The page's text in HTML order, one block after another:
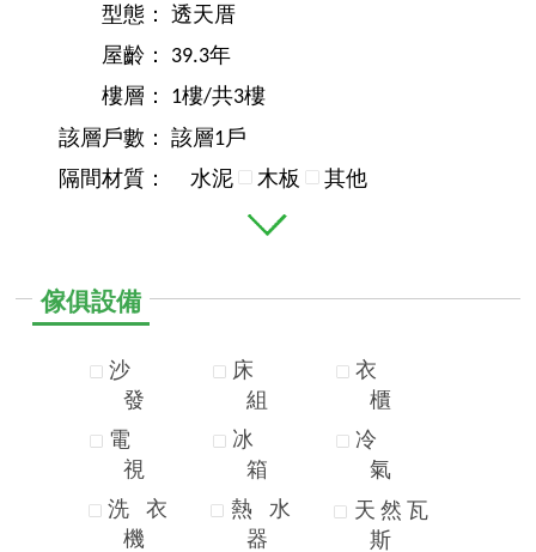
型態：
透天厝
屋齡：
39.3年
樓層：
1樓/共3樓
該層戶數：
該層1戶
隔間材質：
水泥 木板 其他
傢俱設備
沙
發
電
視
洗
衣
機
床
組
冰
箱
熱
水
器
衣
櫃
冷
氣
天 然 瓦
斯